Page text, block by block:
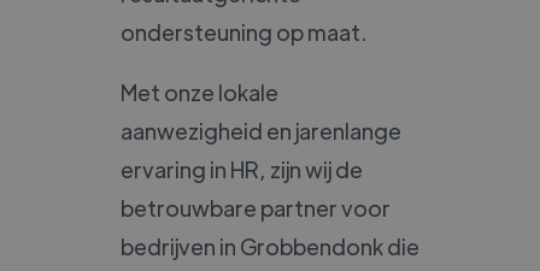
ondersteuning op maat.
Met onze lokale
aanwezigheid en jarenlange
ervaring in HR, zijn wij de
betrouwbare partner voor
bedrijven in Grobbendonk die